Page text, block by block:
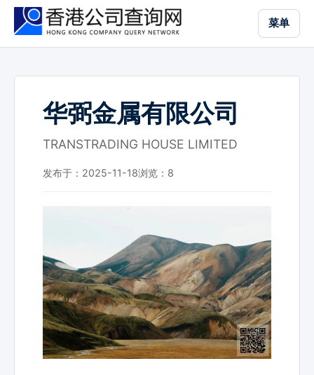
菜单
华弼金属有限公司
TRANSTRADING HOUSE LIMITED
发布于：2025-11-18浏览： 8